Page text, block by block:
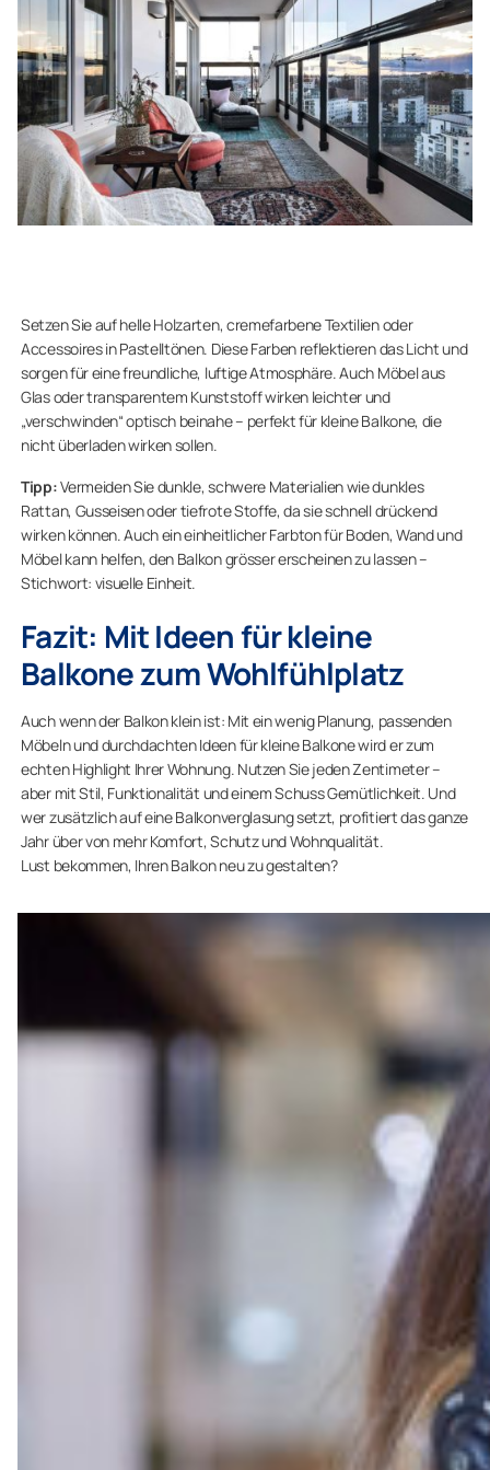
Setzen Sie auf helle Holzarten, cremefarbene Textilien oder
Accessoires in Pastelltönen. Diese Farben reflektieren das Licht und
sorgen für eine freundliche, luftige Atmosphäre. Auch Möbel aus
Glas oder transparentem Kunststoff wirken leichter und
„verschwinden“ optisch beinahe – perfekt für kleine Balkone, die
nicht überladen wirken sollen.
Tipp:Vermeiden Sie dunkle, schwere Materialien wie dunkles
Rattan, Gusseisen oder tiefrote Stoffe, da sie schnell drückend
wirken können. Auch ein einheitlicher Farbton für Boden, Wand und
Möbel kann helfen, den Balkon grösser erscheinen zu lassen –
Stichwort: visuelle Einheit.
Fazit: Mit Ideen für kleine
Balkone zum Wohlfühlplatz
Auch wenn der Balkon klein ist: Mit ein wenig Planung, passenden
Möbeln und durchdachten Ideen für kleine Balkone wird er zum
echten Highlight Ihrer Wohnung. Nutzen Sie jeden Zentimeter –
aber mit Stil, Funktionalität und einem Schuss Gemütlichkeit. Und
wer zusätzlich auf eine Balkonverglasung setzt, profitiert das ganze
Jahr über von mehr Komfort, Schutz und Wohnqualität.
Lust bekommen, Ihren Balkon neu zu gestalten?